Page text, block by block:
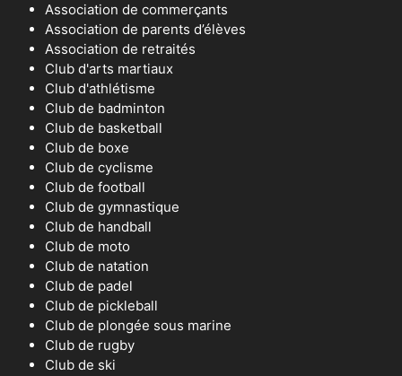
Association de commerçants
Association de parents d’élèves
Association de retraités
Club d'arts martiaux
Club d'athlétisme
Club de badminton
Club de basketball
Club de boxe
Club de cyclisme
Club de football
Club de gymnastique
Club de handball
Club de moto
Club de natation
Club de padel
Club de pickleball
Club de plongée sous marine
Club de rugby
Club de ski